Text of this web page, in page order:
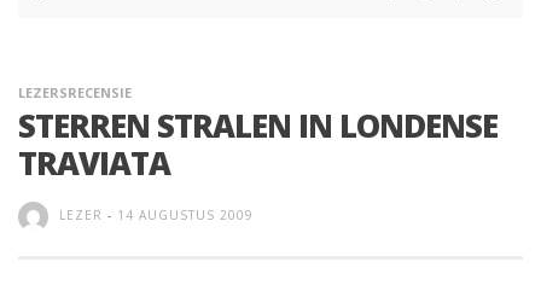
LEZERSRECENSIE
STERREN STRALEN IN LONDENSE
TRAVIATA
LEZER - 14 AUGUSTUS 2009